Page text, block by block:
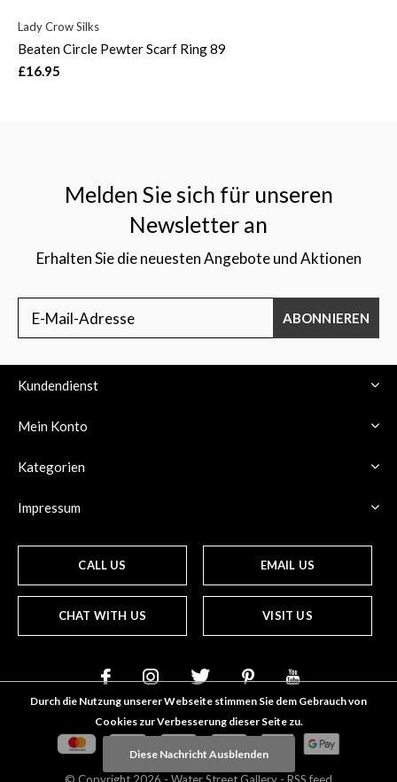
Lady Crow Silks
Beaten Circle Pewter Scarf Ring 89
£16.95
Melden Sie sich für unseren
Newsletter an
Erhalten Sie die neuesten Angebote und Aktionen
ABONNIEREN
Kundendienst
Mein Konto
Kategorien
Impressum
CALL US EMAIL US
CHAT WITH US VISIT US
Durch die Nutzung unserer Webseite stimmen Sie dem Gebrauch von
Cookies zur Verbesserung dieser Seite zu.
Diese Nachricht Ausblenden